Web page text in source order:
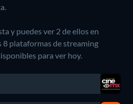
y puedes ver 2 de ellos en
8 plataformas de streaming
para ver hoy.